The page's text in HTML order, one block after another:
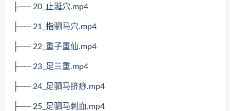
├── 20_止涎穴.mp4
├── 21_指驷马穴.mp4
├── 22_重子重仙.mp4
├── 23_足三重.mp4
├── 24_足驷马挤痧.mp4
├── 25_足驷马刺血.mp4